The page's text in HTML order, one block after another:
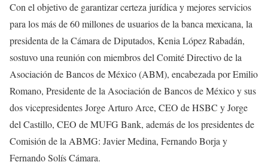
Con el objetivo de garantizar certeza jurídica y mejores servicios
para los más de 60 millones de usuarios de la banca mexicana, la
presidenta de la Cámara de Diputados, Kenia López Rabadán,
sostuvo una reunión con miembros del Comité Directivo de la
Asociación de Bancos de México (ABM), encabezada por Emilio
Romano, Presidente de la Asociación de Bancos de México y sus
dos vicepresidentes Jorge Arturo Arce, CEO de HSBC y Jorge
del Castillo, CEO de MUFG Bank, además de los presidentes de
Comisión de la ABMG: Javier Medina, Fernando Borja y
Fernando Solís Cámara.